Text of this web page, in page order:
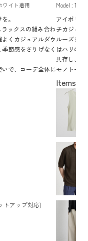
ワイト着用
。
ックスの組み合わ
くカジュアルダウ
節感をさりげなく
で、コーデ全体に
トアップ対応)
Model : 179
アイボリ
チカジュ
ルーズシル
はハリの
共存し、大
モノトー
象のコー